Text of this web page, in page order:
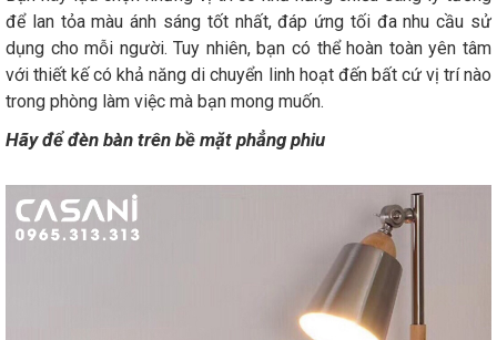
để lan tỏa màu ánh sáng tốt nhất, đáp ứng tối đa nhu cầu sử
dụng cho mỗi người. Tuy nhiên, bạn có thể hoàn toàn yên tâm
với thiết kế có khả năng di chuyển linh hoạt đến bất cứ vị trí nào
trong phòng làm việc mà bạn mong muốn.
Hãy để đèn bàn trên bề mặt phẳng phiu